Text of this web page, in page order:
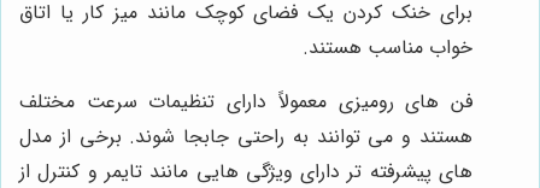
برای خنک کردن یک فضای کوچک مانند میز کار یا اتاق
خواب مناسب هستند.
فن های رومیزی معمولاً دارای تنظیمات سرعت مختلف
هستند و می توانند به راحتی جابجا شوند. برخی از مدل
های پیشرفته تر دارای ویژگی هایی مانند تایمر و کنترل از